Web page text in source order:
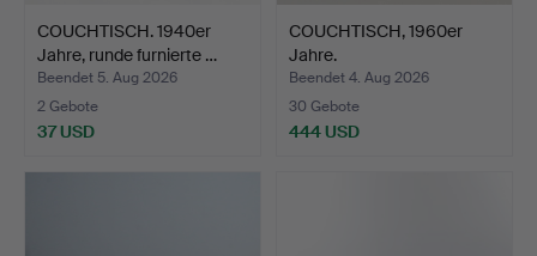
COUCHTISCH. 1940er
Jahre, runde furnierte …
Beendet 5. Aug 2026
2 Gebote
37 USD
COUCHTISCH, 1960er
Jahre.
Beendet 4. Aug 2026
30 Gebote
444 USD